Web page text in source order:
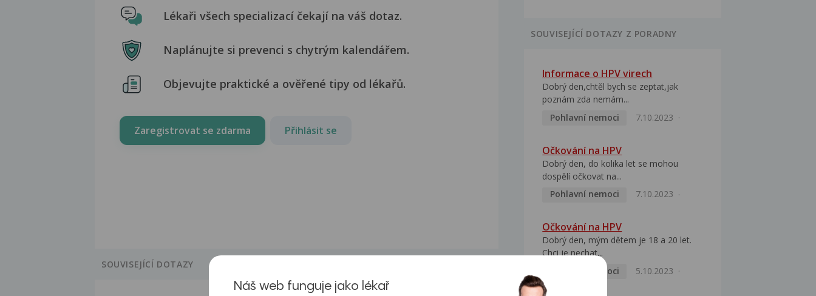
Lékaři všech specializací čekají na váš dotaz.
Naplánujte si prevenci s chytrým kalendářem.
Objevujte praktické a ověřené tipy od lékařů.
Zaregistrovat se zdarma Přihlásit se
SOUVISEJÍCÍ DOTAZY
SOUVISEJÍCÍ DOTAZY Z PORADNY
Informace o HPV virech
Dobrý den,chtěl bych se zeptat,jak
poznám zda nemám...
Pohlavní nemoci
7.10.2023
Očkování na HPV
Dobrý den, do kolika let se mohou
dospělí očkovat na...
Pohlavní nemoci
7.10.2023
Očkování na HPV
Dobrý den, mým dětem je 18 a 20 let.
Chci je nechat...
Pohlavní nemoci
5.10.2023
Náš web funguje jako lékař